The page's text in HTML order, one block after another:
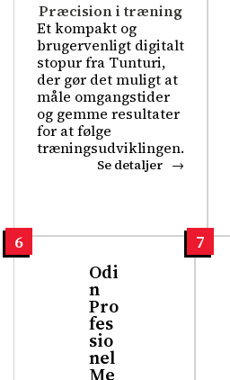
Præcision i træning
Et kompakt og
brugervenligt digitalt
stopur fra Tunturi,
der gør det muligt at
måle omgangstider
og gemme resultater
for at følge
træningsudviklingen.
Se detaljer
6
Odi
n
Pro
fes
sio
nel
Me
7